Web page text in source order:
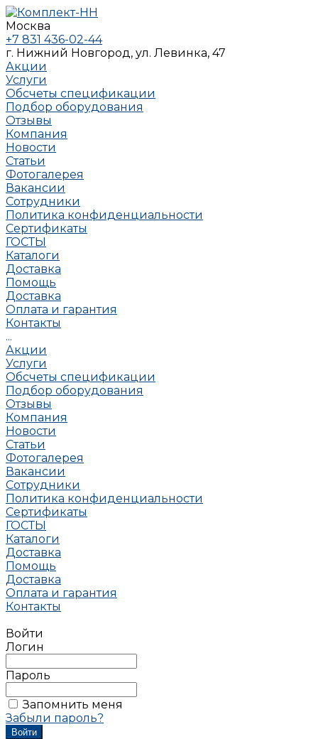
Москва
+7 831 436-02-44
г. Нижний Новгород, ул. Левинка, 47
Акции
Услуги
Обсчеты спецификации
Подбор оборудования
Отзывы
Компания
Новости
Статьи
Фотогалерея
Вакансии
Сотрудники
Политика конфиденциальности
Сертификаты
ГОСТЫ
Каталоги
Доставка
Помощь
Доставка
Оплата и гарантия
Контакты
...
Акции
Услуги
Обсчеты спецификации
Подбор оборудования
Отзывы
Компания
Новости
Статьи
Фотогалерея
Вакансии
Сотрудники
Политика конфиденциальности
Сертификаты
ГОСТЫ
Каталоги
Доставка
Помощь
Доставка
Оплата и гарантия
Контакты
Войти
Логин
Пароль
Запомнить меня
Забыли пароль?